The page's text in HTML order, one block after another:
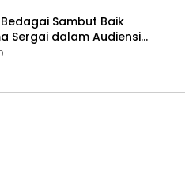
Bedagai Sambut Baik
Sergai dalam Audiensi
Baru